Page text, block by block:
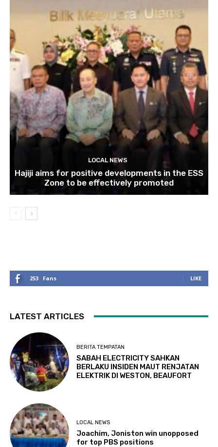
LOCAL NEWS
Hajiji aims for positive developments in the ESS
Zone to be effectively promoted
253 Fans LIKE
LATEST ARTICLES
BERITA TEMPATAN
SABAH ELECTRICITY SAHKAN
BERLAKU INSIDEN MAUT RENJATAN
ELEKTRIK DI WESTON, BEAUFORT
LOCAL NEWS
Joachim, Joniston win unopposed
for top PBS positions